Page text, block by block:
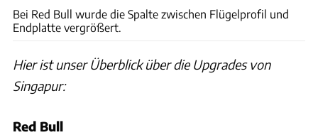
Bei Red Bull wurde die Spalte zwischen Flügelprofil und
Endplatte vergrößert.
Hier ist unser Überblick über die Upgrades von
Singapur:
Red Bull